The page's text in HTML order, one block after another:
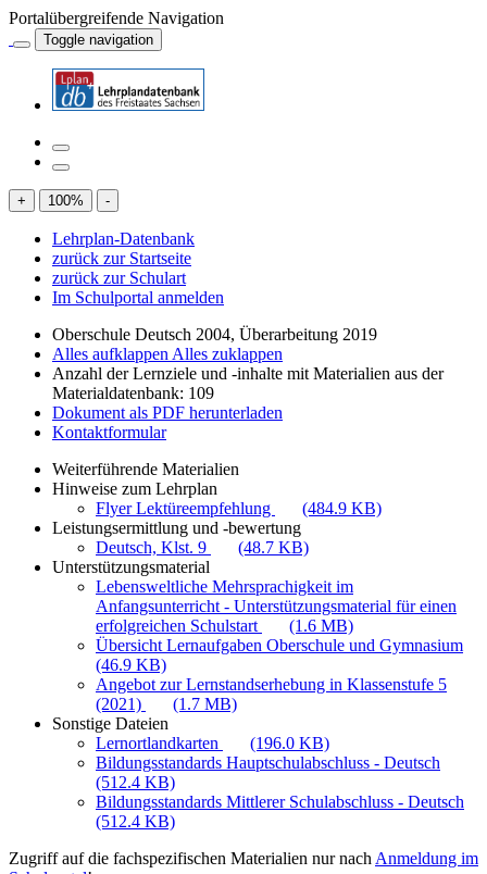
Portalübergreifende Navigation
Toggle navigation
+ 100% -
Lehrplan-Datenbank
zurück zur Startseite
zurück zur Schulart
Im Schulportal anmelden
Oberschule Deutsch 2004, Überarbeitung 2019
Alles aufklappen Alles zuklappen
Anzahl der Lernziele und -inhalte mit Materialien aus der
Materialdatenbank: 109
Dokument als PDF herunterladen
Kontaktformular
Weiterführende Materialien
Hinweise zum Lehrplan
Flyer Lektüreempfehlung
(484.9 KB)
Leistungsermittlung und -bewertung
Deutsch, Klst. 9
(48.7 KB)
Unterstützungsmaterial
Lebensweltliche Mehrsprachigkeit im
Anfangsunterricht - Unterstützungsmaterial für einen
erfolgreichen Schulstart
(1.6 MB)
Übersicht Lernaufgaben Oberschule und Gymnasium
(46.9 KB)
Angebot zur Lernstandserhebung in Klassenstufe 5
(2021)
(1.7 MB)
Sonstige Dateien
Lernortlandkarten
(196.0 KB)
Bildungsstandards Hauptschulabschluss - Deutsch
(512.4 KB)
Bildungsstandards Mittlerer Schulabschluss - Deutsch
(512.4 KB)
Zugriff auf die fachspezifischen Materialien nur nach Anmeldung im